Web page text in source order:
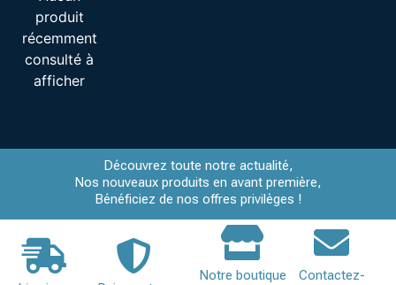
produit
récemment
consulté à
afficher
Découvrez toute notre actualité,
Nos nouveaux produits en avant première,
Bénéficiez de nos offres privilèges !
Notre boutique
Contactez-